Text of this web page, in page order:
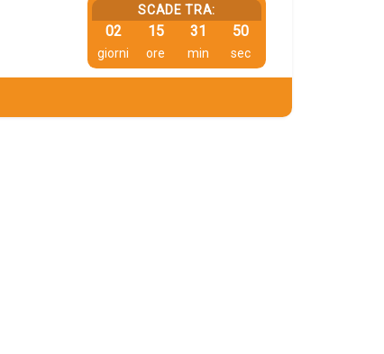
SCADE TRA:
02
giorni
15
ore
31
min
49
sec